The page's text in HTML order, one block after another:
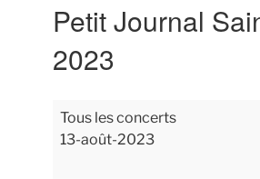
Petit Journal
2023
Petit
Journal
Tous les concerts
13-août-2023